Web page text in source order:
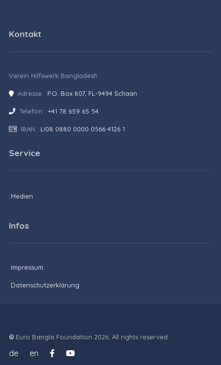
Kontakt
Verein Hilfswerk Bangladesh
Adresse: P.O. Box 807, FL-9494 Schaan
Telefon : +41 78 659 65 54
IBAN : LI08 0880 0000 0566 4126 1
Service
Medien
Infos
Impressum
Datenschutzerklärung
©Euro Bangla Foundation 2026. All rights reserved.
de en